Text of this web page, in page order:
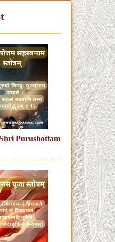
Shri Purushottam